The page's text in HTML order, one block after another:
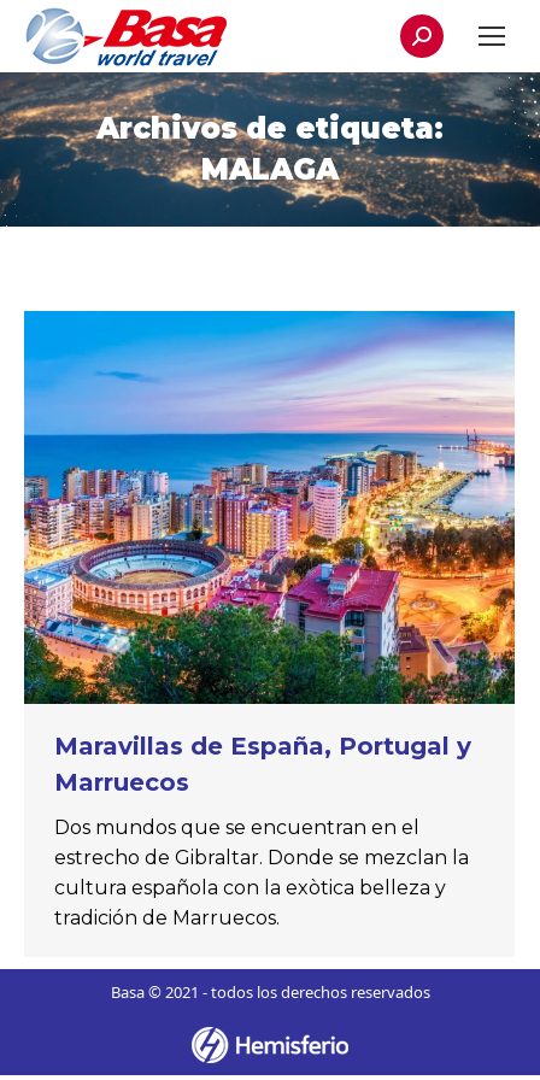
Buscar:
Archivos de etiqueta:
MALAGA
Maravillas de España, Portugal y
Marruecos
Dos mundos que se encuentran en el
estrecho de Gibraltar. Donde se mezclan la
cultura española con la exòtica belleza y
tradición de Marruecos.
Basa © 2021 - todos los derechos reservados